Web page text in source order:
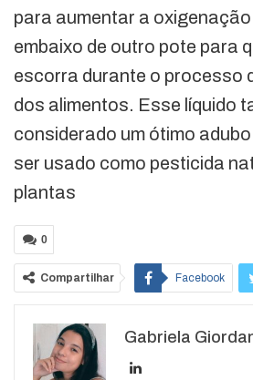
para aumentar a
embaixo de outro pote para
escorra durante o processo
dos alimentos. Esse líquido
considerado um ótimo
ser usado como pesticida
plantas
0
Compartilhar Facebook
WhatsApp
Gabriela